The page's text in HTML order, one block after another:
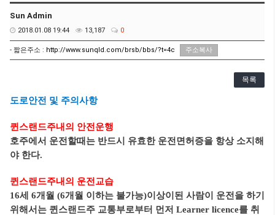
Sun Admin
2018.01.08 19:44 13,187 0
- 짧은주소 : http://www.sunqld.com/brsb/bbs/?t=4c 주소복사
목록
도로안전 및 주의사항
퀸스랜드주내의 안전운행
호주에서 운전할때는 반드시 유효한 운전면허증을 항상 소지해
야 한다.
퀸스랜드주내의 운전교습
16세 6개월 (6개월 이하는 불가능)이상이된 사람이 운전을 하기
위해서는 퀸스랜드주 교통부로부터 먼저 Learner licence를 취